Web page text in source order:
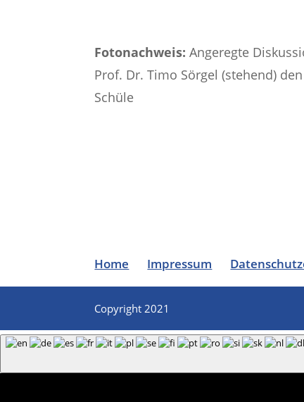
Fotonachweis: Angeregte
Prof. Dr. Timo Sörgel (stehend)
Schüle
Home Impressum
Copyright 2021